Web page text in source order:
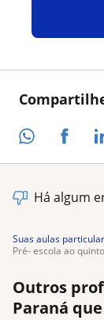
Há algum
Suas aulas
pré- escola ao
Outros
Paraná